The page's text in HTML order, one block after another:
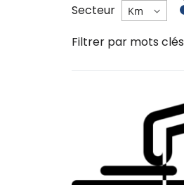
Secteur
Filtrer par mots clés